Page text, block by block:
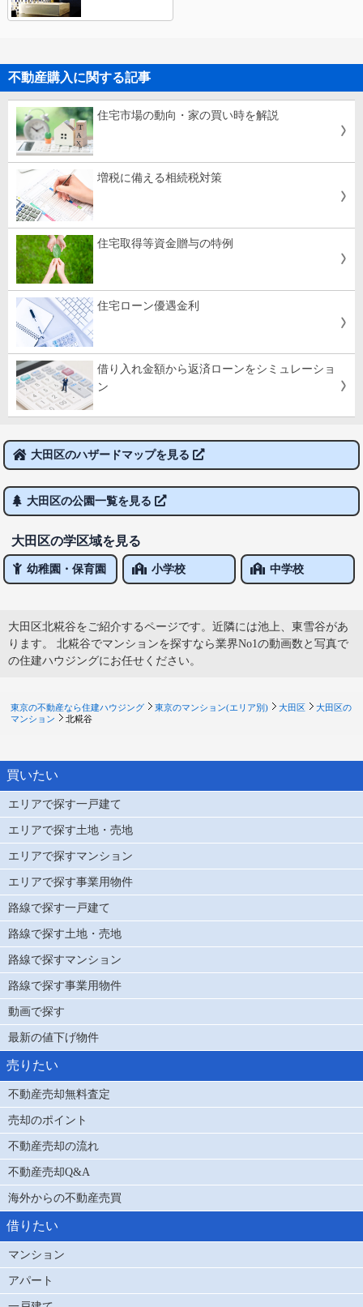
不動産購入に関する記事
住宅市場の動向・家の買い時を解説
増税に備える相続税対策
住宅取得等資金贈与の特例
住宅ローン優遇金利
借り入れ金額から返済ローンをシミュレーショ
ン
大田区のハザードマップを見る
大田区の公園一覧を見る
大田区の学区域を見る
幼稚園・保育園 小学校 中学校
大田区北糀谷をご紹介するページです。近隣には池上、東雪谷があ
ります。 北糀谷でマンションを探すなら業界No1の動画数と写真で
の住建ハウジングにお任せください。
東京の不動産なら住建ハウジング 東京のマンション(エリア別) 大田区
大田区の
マンション
北糀谷
買いたい
エリアで探す一戸建て
エリアで探す土地・売地
エリアで探すマンション
エリアで探す事業用物件
路線で探す一戸建て
路線で探す土地・売地
路線で探すマンション
路線で探す事業用物件
動画で探す
最新の値下げ物件
売りたい
不動産売却無料査定
売却のポイント
不動産売却の流れ
不動産売却Q&A
海外からの不動産売買
借りたい
マンション
アパート